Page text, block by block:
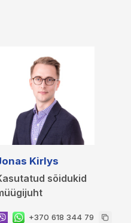
Kirlys
sõidukid
+370 618 344 79